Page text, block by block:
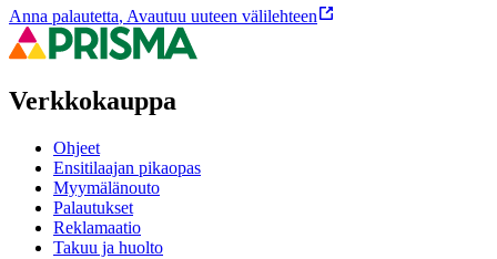
Anna palautetta, Avautuu uuteen välilehteen
Verkkokauppa
Ohjeet
Ensitilaajan pikaopas
Myymälänouto
Palautukset
Reklamaatio
Takuu ja huolto